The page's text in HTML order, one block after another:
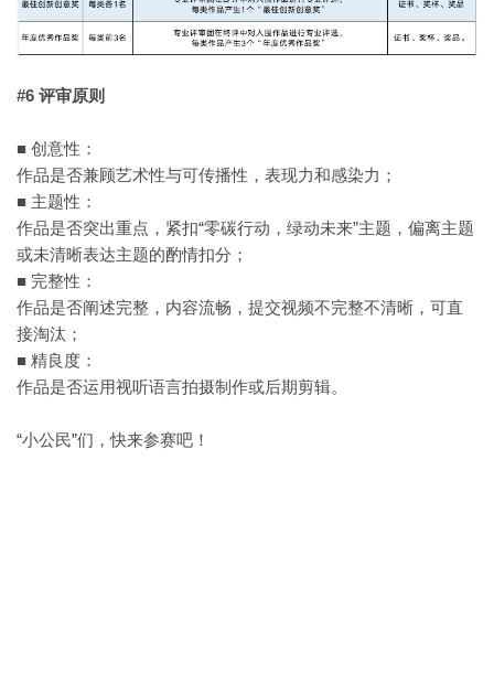
#6 评审原则
■ 创意性：
作品是否兼顾艺术性与可传播性，表现力和感染力；
■ 主题性：
作品是否突出重点，紧扣“零碳行动，绿动未来”主题，偏离主题
或未清晰表达主题的酌情扣分；
■ 完整性：
作品是否阐述完整，内容流畅，提交视频不完整不清晰，可直
接淘汰；
■ 精良度：
作品是否运用视听语言拍摄制作或后期剪辑。
“小公民”们，快来参赛吧！